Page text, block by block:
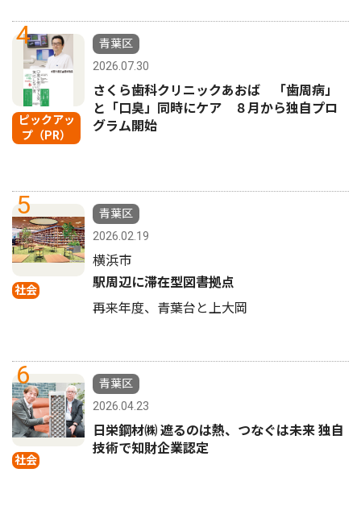
4
ピックアッ
プ（PR）
青葉区
2026.07.30
さくら歯科クリニックあおば 「歯周病」
と「口臭」同時にケア ８月から独自プロ
グラム開始
5
社会
青葉区
2026.02.19
横浜市
駅周辺に滞在型図書拠点
再来年度、青葉台と上大岡
6
社会
青葉区
2026.04.23
日栄鋼材㈱ 遮るのは熱、つなぐは未来 独自
技術で知財企業認定